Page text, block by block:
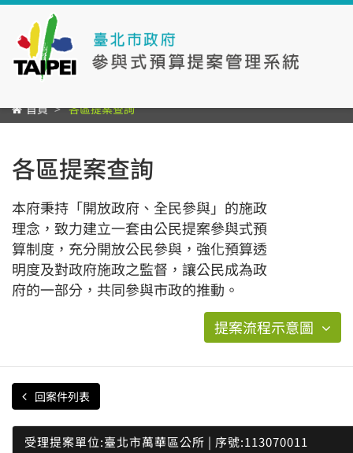
首頁 各區提案查詢
各區提案查詢
本府秉持「開放政府、全民參與」的施政
理念，致力建立一套由公民提案參與式預
算制度，充分開放公民參與，強化預算透
明度及對政府施政之監督，讓公民成為政
府的一部分，共同參與市政的推動。
提案流程示意圖
回案件列表
受理提案單位:臺北市萬華區公所 | 序號:113070011